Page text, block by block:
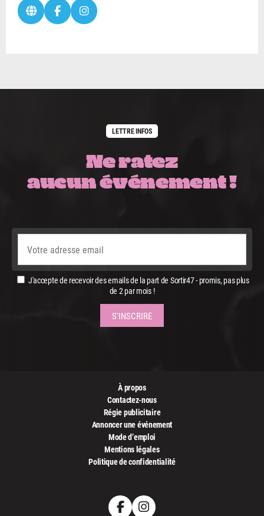
LETTRE INFOS
Ne ratez
aucun événement !
J'accepte de recevoir des emails de la part de Sortir47 - promis, pas plus
de 2 par mois !
À propos
Contactez-nous
Régie publicitaire
Annoncer une événement
Mode d’emploi
Mentions légales
Politique de confidentialité